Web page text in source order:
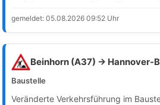
gemeldet: 05.08.2026 09:52 Uhr
Beinhorn (A37) → Hannover-
Baustelle
Veränderte Verkehrsführung im